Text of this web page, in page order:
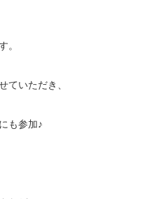
。
ていただき、
も参加♪